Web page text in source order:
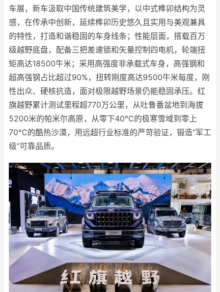
车展，新车汲取中国传统建筑美学，以中式榫卯结构为灵
感，在传承中创新，延续榫卯历史悠久且实用与美观兼具
的特性，打造和谐稳固的车身线条；性能层面，搭载百万
级越野底盘，配备三把差速锁和矢量控制四电机，轮端扭
矩高达18500牛米；采用高强度非承载式车身，高强钢和
超高强钢占比超过90%，扭转刚度高达9500牛米每度，刚
性出众、硬核抗造，面对极限越野场景仍能稳固承压。红
旗越野累计测试里程超770万公里，从吐鲁番盆地到海拔
5200米的帕米尔高原，从零下40℃的极寒雪域到零上
70℃的酷热沙漠，用远超行业标准的严苛验证，锻造“军工
级”可靠品质。